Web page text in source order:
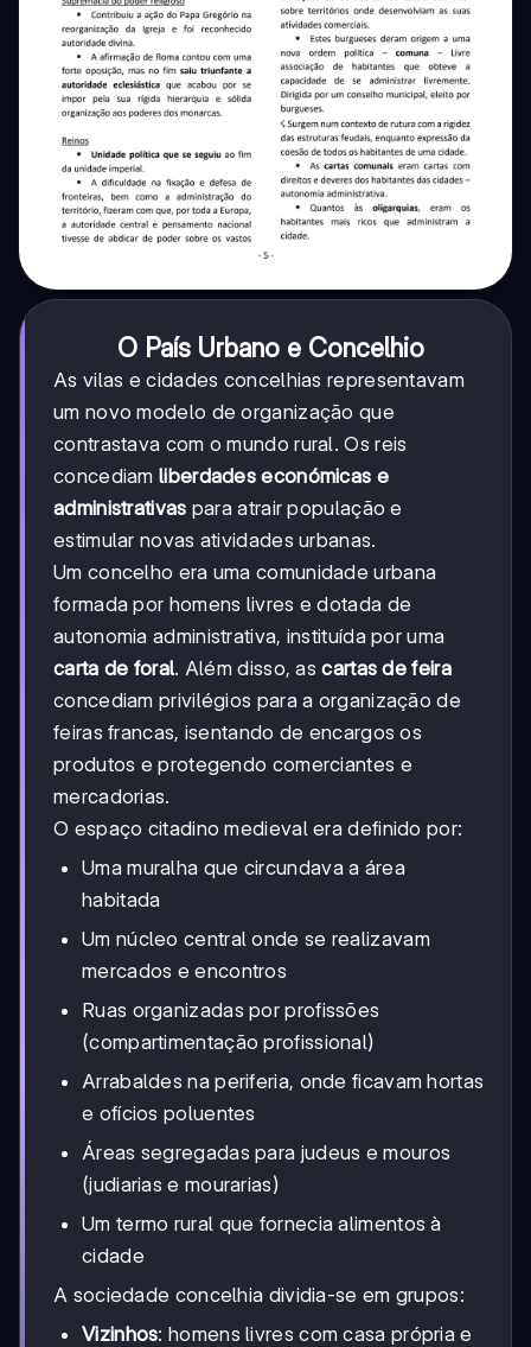
O País Urbano e Concelhio
As vilas e cidades concelhias representavam
um novo modelo de organização que
contrastava com o mundo rural. Os reis
concediamliberdades económicas e
administrativas para atrair população e
estimular novas atividades urbanas.
Um concelho era uma comunidade urbana
formada por homens livres e dotada de
autonomia administrativa, instituída por uma
carta de foral. Além disso, ascartas de feira
concediam privilégios para a organização de
feiras francas, isentando de encargos os
produtos e protegendo comerciantes e
mercadorias.
O espaço citadino medieval era definido por:
Uma muralha que circundava a área
habitada
Um núcleo central onde se realizavam
mercados e encontros
Ruas organizadas por profissões
(compartimentação profissional)
Arrabaldes na periferia, onde ficavam hortas
e ofícios poluentes
Áreas segregadas para judeus e mouros
(judiarias e mourarias)
Um termo rural que fornecia alimentos à
cidade
A sociedade concelhia dividia-se em grupos:
Vizinhos: homens livres com casa própria e